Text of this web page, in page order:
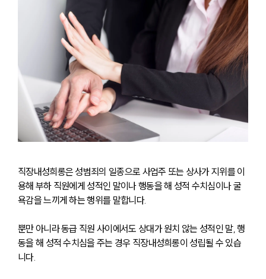
직장내성희롱은 성범죄의 일종으로 사업주 또는 상사가 지위를 이
용해 부하 직원에게 성적인 말이나 행동을 해 성적 수치심이나 굴
욕감을 느끼게 하는 행위를 말합니다.
뿐만 아니라 동급 직원 사이에서도 상대가 원치 않는 성적인 말, 행
동을 해 성적 수치심을 주는 경우 직장내성희롱이 성립될 수 있습
니다.